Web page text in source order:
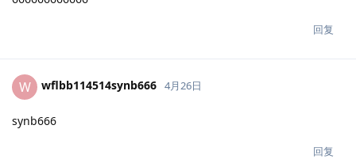
回复
W wflbb114514synb666 4月26日
synb666
回复